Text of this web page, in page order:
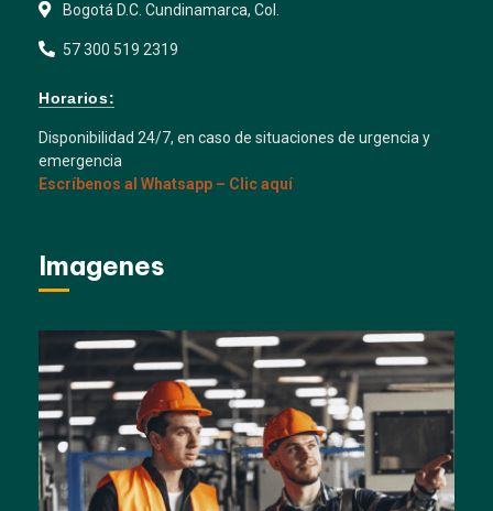
Bogotá D.C. Cundinamarca, Col.
57 300 519 2319
Horarios:
Disponibilidad 24/7, en caso de situaciones de urgencia y
emergencia
Escríbenos al Whatsapp – Clic aquí
Imagenes